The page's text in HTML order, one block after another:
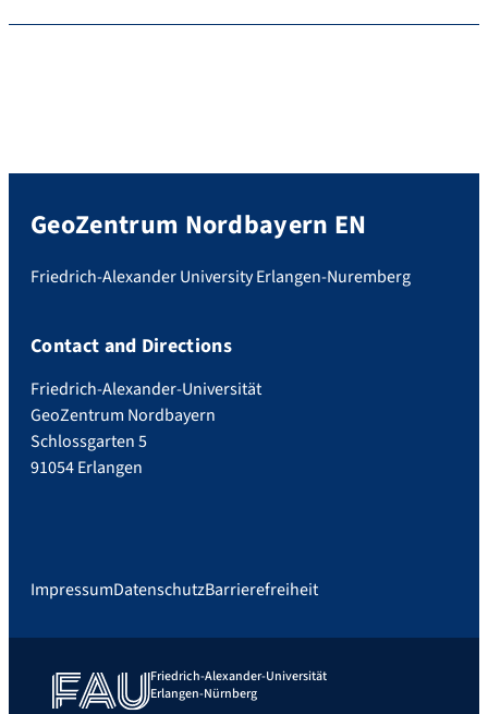
GeoZentrum Nordbayern EN
Friedrich-Alexander University Erlangen-Nuremberg
Contact and Directions
Friedrich-Alexander-Universität
GeoZentrum Nordbayern
Schlossgarten 5
91054 Erlangen
ImpressumDatenschutzBarrierefreiheit
Friedrich-Alexander-Universität
Erlangen-Nürnberg